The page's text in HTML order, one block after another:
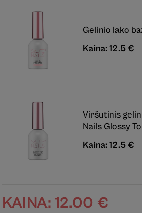
Gelinio lako
Kaina: 12.5 €
Viršutinis
Nails Glossy
Kaina: 12.5 €
KAINA: 12.00 €